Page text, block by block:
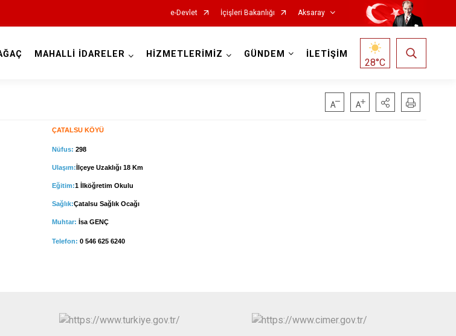
e-Devlet İçişleri Bakanlığı Aksaray
Ağaçören
Eskil
Sultanhanı
MAHALLİ İDARELER HİZMETLERİMİZ GÜNDEM İLETİŞİM
28°C
ÇATALSU KÖYÜ
Nüfus:298
Ulaşım:İlçeye Uzaklığı 18 Km
Eğitim:1 İlköğretim Okulu
Sağlık:Çatalsu Sağlık Ocağı
Muhtar:İsa GENÇ
Telefon:0 546 625 6240